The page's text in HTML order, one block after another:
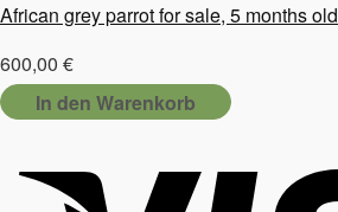
African grey parrot for sale, 5 months old
600,00 €
In den Warenkorb